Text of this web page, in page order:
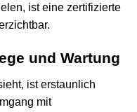
ist eine zertifizierte
und Wartung
ist erstaunlich
mit